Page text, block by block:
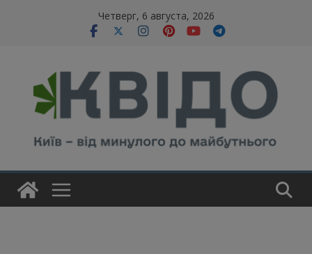
Четверг, 6 августа, 2026
modal-check